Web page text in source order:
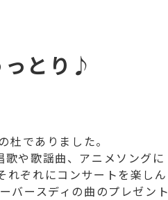
とり♪
でありました。
や歌謡曲、アニメソングに
れぞれにコンサートを楽しん
バースディの曲のプレゼント